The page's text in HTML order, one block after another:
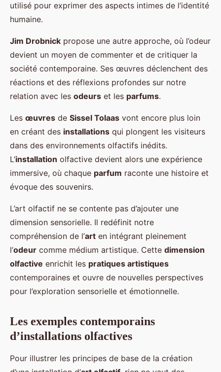
utilisé pour exprimer des aspects intimes de l’identité
humaine.
Jim Drobnick propose une autre approche, où l’odeur
devient un moyen de commenter et de critiquer la
société contemporaine. Ses œuvres déclenchent des
réactions et des réflexions profondes sur notre
relation avec les odeurs et les parfums.
Les œuvres de Sissel Tolaas vont encore plus loin
en créant des installations qui plongent les visiteurs
dans des environnements olfactifs inédits.
L’installation olfactive devient alors une expérience
immersive, où chaque parfum raconte une histoire et
évoque des souvenirs.
L’art olfactif ne se contente pas d’ajouter une
dimension sensorielle. Il redéfinit notre
compréhension de l’art en intégrant pleinement
l’odeur comme médium artistique. Cette dimension
olfactive enrichit les pratiques artistiques
contemporaines et ouvre de nouvelles perspectives
pour l’exploration sensorielle et émotionnelle.
Les exemples contemporains
d’installations olfactives
Pour illustrer les principes de base de la création